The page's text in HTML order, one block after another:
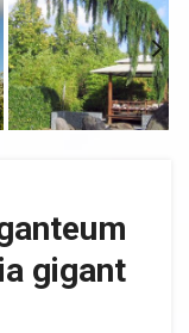
gigant